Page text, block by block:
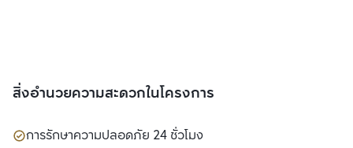
สิ่งอำนวยความสะดวกในโครงการ
การรักษาความปลอดภัย 24 ชั่วโมง